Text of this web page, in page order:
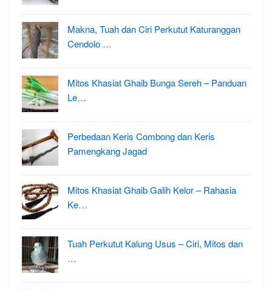
Makna, Tuah dan Ciri Perkutut Katuranggan
Cendolo …
Mitos Khasiat Ghaib Bunga Sereh – Panduan
Le…
Perbedaan Keris Combong dan Keris
Pamengkang Jagad
Mitos Khasiat Ghaib Galih Kelor – Rahasia
Ke…
Tuah Perkutut Kalung Usus – Ciri, Mitos dan
…